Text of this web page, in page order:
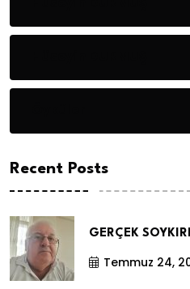
Recent Posts
GERÇEK
Temmuz 24,